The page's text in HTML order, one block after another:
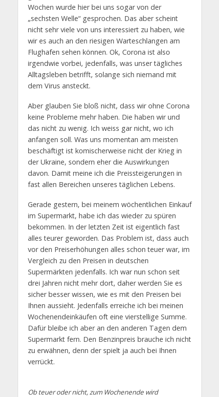
Wochen wurde hier bei uns sogar von der
„sechsten Welle“ gesprochen. Das aber scheint
nicht sehr viele von uns interessiert zu haben, wie
wir es auch an den riesigen Warteschlangen am
Flughafen sehen können. Ok, Corona ist also
irgendwie vorbei, jedenfalls, was unser tägliches
Alltagsleben betrifft, solange sich niemand mit
dem Virus ansteckt.
Aber glauben Sie bloß nicht, dass wir ohne Corona
keine Probleme mehr haben. Die haben wir und
das nicht zu wenig. Ich weiss gar nicht, wo ich
anfangen soll. Was uns momentan am meisten
beschäftigt ist komischerweise nicht der Krieg in
der Ukraine, sondern eher die Auswirkungen
davon. Damit meine ich die Preissteigerungen in
fast allen Bereichen unseres täglichen Lebens.
Gerade gestern, bei meinem wöchentlichen Einkauf
im Supermarkt, habe ich das wieder zu spüren
bekommen. In der letzten Zeit ist eigentlich fast
alles teurer geworden. Das Problem ist, dass auch
vor den Preiserhöhungen alles schon teuer war, im
Vergleich zu den Preisen in deutschen
Supermärkten jedenfalls. Ich war nun schon seit
drei Jahren nicht mehr dort, daher werden Sie es
sicher besser wissen, wie es mit den Preisen bei
Ihnen aussieht. Jedenfalls erreiche ich bei meinen
Wochenendeinkäufen oft eine vierstellige Summe.
Dafür bleibe ich aber an den anderen Tagen dem
Supermarkt fern. Den Benzinpreis brauche ich nicht
zu erwähnen, denn der spielt ja auch bei Ihnen
verrückt.
Ob teuer oder nicht, zum Wochenende wird